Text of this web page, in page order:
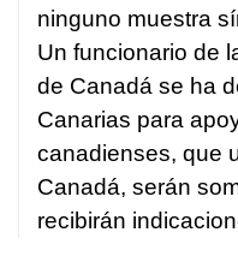
ninguno muestra
Un funcionario de
de Canadá se ha
Canarias para
canadienses, que
Canadá, serán
recibirán